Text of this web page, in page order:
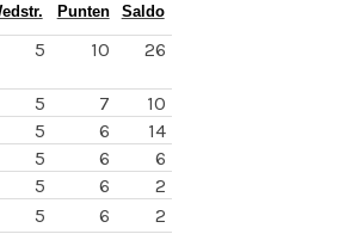
Punten Saldo
5 10 26
5 7
10
5 6
14
5 6
6
5 6
2
5 6
2